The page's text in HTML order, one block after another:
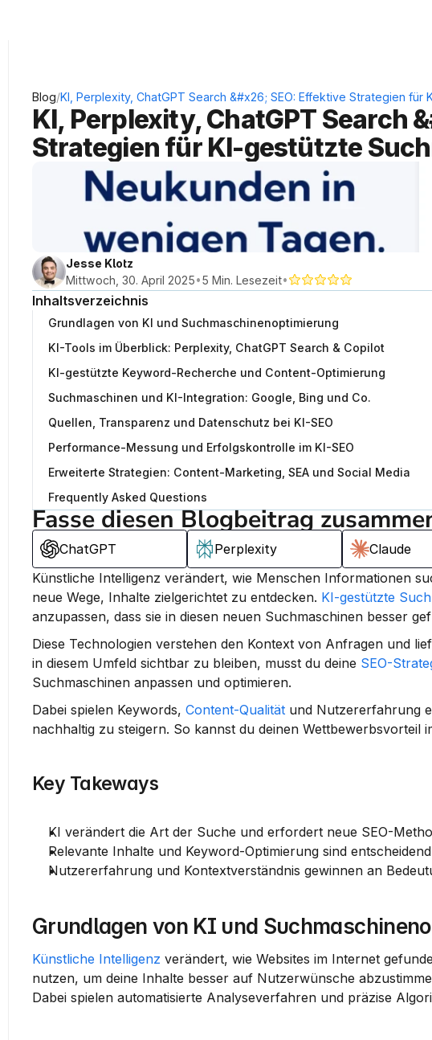
Blog/KI, Perplexity, ChatGPT Search &#x26; SEO: Effektive Strategien
KI, Perplexity, ChatGPT Search
Strategien für KI-gestützte
Jesse Klotz
Mittwoch, 30. April 2025•5 Min. Lesezeit•
Inhaltsverzeichnis
Grundlagen von KI und Suchmaschinenoptimierung
KI-Tools im Überblick: Perplexity, ChatGPT Search & Copilot
KI-gestützte Keyword-Recherche und Content-Optimierung
Suchmaschinen und KI-Integration: Google, Bing und Co.
Quellen, Transparenz und Datenschutz bei KI-SEO
Performance-Messung und Erfolgskontrolle im KI-SEO
Erweiterte Strategien: Content-Marketing, SEA und Social Media
Frequently Asked Questions
Fasse diesen Blogbeitrag
ChatGPT Perplexity Claude
Künstliche Intelligenz verändert, wie Menschen Informationen
neue Wege, Inhalte zielgerichtet zu entdecken. KI-gestützte
anzupassen, dass sie in diesen neuen Suchmaschinen besser
Diese Technologien verstehen den Kontext von Anfragen und
in diesem Umfeld sichtbar zu bleiben, musst du deine SEO-
Suchmaschinen anpassen und optimieren.
Dabei spielen Keywords, Content-Qualität und Nutzererfahrung
nachhaltig zu steigern. So kannst du deinen Wettbewerbsvorteil
Key Takeways
KI verändert die Art der Suche und erfordert neue SEO-
Relevante Inhalte und Keyword-Optimierung sind
Nutzererfahrung und Kontextverständnis gewinnen an
Grundlagen von KI und
Künstliche Intelligenz verändert, wie Websites im Internet
nutzen, um deine Inhalte besser auf Nutzerwünsche
Dabei spielen automatisierte Analyseverfahren und präzise